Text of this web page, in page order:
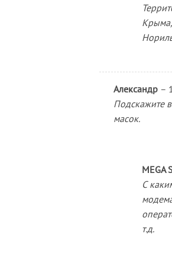
Крыма,
Александр –
Подскажите
масок.
MEGA
С
т.д.